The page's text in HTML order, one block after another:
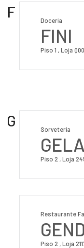
F Doceria
FINI
Piso 1 , Loja
G Sorveteria
Piso 2 , Loja
Restaurante
Piso 2 , Loja